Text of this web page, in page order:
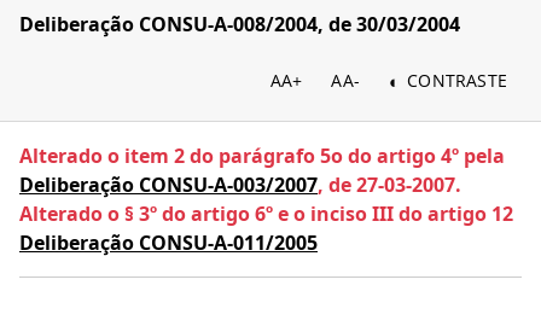
Deliberação CONSU-A-008/2004, de 30/03/2004
AA+ AA- CONTRASTE
Alterado o item 2 do parágrafo 5o do artigo 4º pela
Deliberação CONSU-A-003/2007, de 27-03-2007.
Alterado o § 3º do artigo 6º e o inciso III do artigo 12
Deliberação CONSU-A-011/2005